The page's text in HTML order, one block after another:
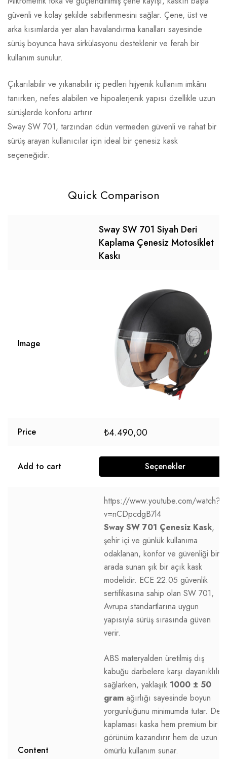
güvenli ve kolay şekilde sabitlenmesini sağlar. Çene, üst ve
arka kısımlarda yer alan havalandırma kanalları sayesinde
sürüş boyunca hava sirkülasyonu desteklenir ve ferah bir
kullanım sunulur.
Çıkarılabilir ve yıkanabilir iç pedleri hijyenik kullanım imkânı
tanırken, nefes alabilen ve hipoalerjenik yapısı özellikle uzun
sürüşlerde konforu artırır.
Sway SW 701, tarzından ödün vermeden güvenli ve rahat bir
sürüş arayan kullanıcılar için ideal bir çenesiz kask
seçeneğidir.
Quick Comparison
Sway SW 701 Siyah Deri
Kaplama Çenesiz Motosiklet
Kaskı
Image
Price ₺4.490,00
Add to cart Seçenekler
Content
https://www.youtube.com/watch?
v=nCDpcdgB7l4
Sway SW 701 Çenesiz Kask,
şehir içi ve günlük kullanıma
odaklanan, konfor ve güvenliği bir
arada sunan şık bir açık kask
modelidir. ECE 22.05 güvenlik
sertifikasına sahip olan SW 701,
Avrupa standartlarına uygun
yapısıyla sürüş sırasında güven
verir.
ABS materyalden üretilmiş dış
kabuğu darbelere karşı dayanıklılık
sağlarken, yaklaşık 1000 ± 50
gram ağırlığı sayesinde boyun
yorgunluğunu minimumda tutar. Deri
kaplaması kaska hem premium bir
görünüm kazandırır hem de uzun
ömürlü kullanım sunar.